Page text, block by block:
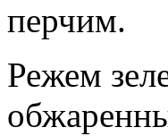
перчим.
Режем